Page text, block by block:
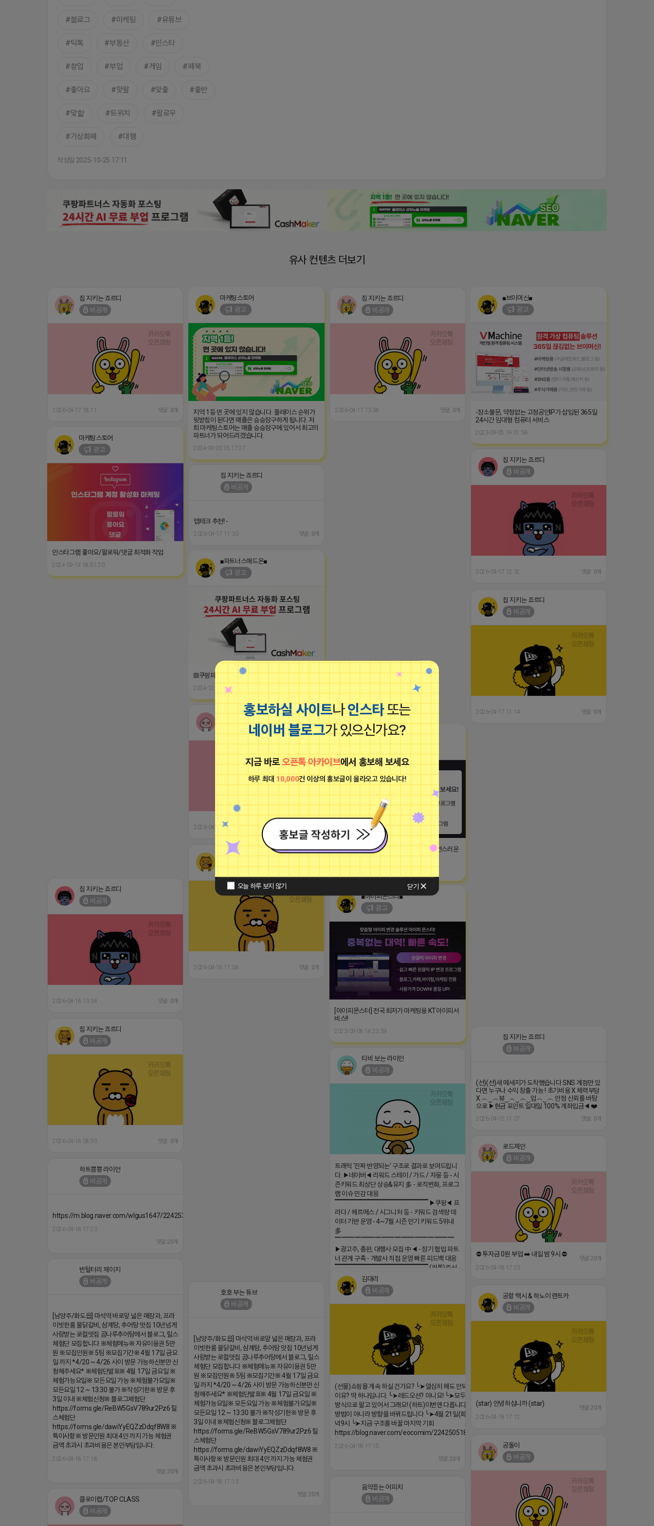
홍보하실 사이트나인스타또는
네이버 블로그가 있으신가요?
지금 바로오픈톡 아카이브에서 홍보해 보세요
하루 최대 10,000건 이상의 홍보글이 올라오고 있습니다!
오늘 하루 보지 않기 닫기
블로그 마케팅 유튜브
틱톡 부동산 인스타
창업 부업 게임 페북
좋아요 맞팔 맞좋 좋반
맞핱 트위치 팔로우
가상화폐 대행
작성일 2025-10-25 17:11
유사 컨텐츠 더보기
집 지키는 죠르디
비공개
2026-04-17 18:11 댓글: 0개
마케팅스토어
광고
지역 1등 먼 곳에 있지 않습니다. 플레이스 순위가
뒷받침이 된다면 매출은 승승장구하게 됩니다. 저
희 마케팅스토어는 매출 승승장구에 있어서 최고의
파트너가 되어드리겠습니다.
2024-09-20 15:17:27
집 지키는 죠르디
비공개
2026-04-17 13:58 댓글: 0개
■브이머신■
광고
-장소불문, 약정없는 고정공인IP가 삽입된 365일
24시간 임대형 컴퓨터 서비스
2023-09-05 19:01:58
마케팅스토어
광고
인스타그램 좋아요/팔로워/댓글 최적화 작업
2024-09-19 18:51:20
집 지키는 죠르디
비공개
2026-04-17 12:32 댓글: 0개
집 지키는 죠르디
비공개
앱테크 추천! -
2026-04-17 11:30 댓글: 0개
■파트너스애드온■
광고
▤쿠팡파트너스 외 4개 파트너스 활동 자동화▤
2024-12-12 17:02:50
집 지키는 죠르디
비공개
2026-04-17 11:14 댓글: 0개
집 지키는 죠르디
비공개
2026-04-16 18:37
■프로그램베이■
광고
▤자동블로그배포 및 자동인스타배포, 자연스러운
AI기반 원고생성기 까지!▤
2023-09-06 14:23:34
집 지키는 죠르디
비공개
2026-04-16 17:04 댓글: 0개
집 지키는 죠르디
비공개
2026-04-16 13:34 댓글: 0개
■아이피몬스터■
광고
[아이피몬스터] 전국 최저가 마케팅용 KT아이피서
비스!!
2023-09-06 14:23:39
집 지키는 죠르디
비공개
2026-04-16 08:53 댓글: 0개
집 지키는 죠르디
비공개
(선)(선)새 메세지가 도착했습니다 SNS 계정만 있
다면 누구나 수익 창출 가능 ! 초기비용 X 체력부담
X ︵‿︵뷰‿︵‿︵‿업︵‿︵ 안정 신뢰를 바탕
으로 ▶현금 포인트 일대일 100% 계좌입금◀ ❤️‍
2026-04-15 11:07 댓글: 0개
티비 보는 라이언
비공개
트래픽 ‘진짜 반영되는’ 구조로 결과로 보여드립니
다. ▶네이버◀ 리워드 스테이 / 가드 / 자몽 등 - 시
즌키워드 최상단 상승&유지 多 - 로직변화, 프로그
램 이슈 민감 대응
▔▔▔▔▔▔▔▔▔▔▔▔▔▔▔▔▔▔ ▶쿠팡◀ 프
라다 / 헤르메스 / 시그니처 등 - 키워드 검색량 데
이터 기반 운영 - 4~7월 시즌 인기 키워드 5위내
多
▔▔▔▔▔▔▔▔▔▔▔▔▔▔▔▔▔▔
▶광고주, 총판, 대행사 모집 中◀ - 장기 협업 파트
너 관계 구축 - 개발사 직접 운영 빠른 피드백 대응
▔▔▔▔▔▔▔▔▔▔▔▔▔▔▔▔▔▔ (카톡)주식
회사 더 풀림 https://더풀림상담.enn.kr https://
더풀림상담.enn.kr
댓글:20개
로드제인
비공개
⛔️ 투자금 0원 부업 ➡️ 내일 밤 9시 ⛔️
2026-04-18 17:23
댓글:20개
하트뿅뿅 라이언
비공개
https://m.blog.naver.com/wlgus1647/224253846149
2026-04-18 17:23
댓글:20개
빈털터리 제이지
비공개
[남양주/화도읍] 마석역 바로앞 넓은 매장과, 프라
이빗한룸 물닭갈비, 삼계탕, 추어탕 맛집 10년넘게
사랑받는 로컬맛집 곰나루추어탕에서 블로그, 릴스
체험단 모집합니다 ※체험메뉴※ 자유이용권 5만
원 ※모집인원※ 5팀 ※모집기간※ 4월 17일 금요
일 까지 *4/20 ~ 4/26 사이 방문 가능하신분만 신
청해주세요* ※체험단발표※ 4월 17일 금요일 ※
체험가능요일※ 모든요일 가능 ※체험불가요일※
모든요일 12 ~ 13:30 불가 ※작성기한※ 방문 후
3일 이내 ※체험신청※ 블로그체험단
https://forms.gle/ReBW5GsV789ur2Pz6 릴
스체험단
https://forms.gle/dawiYyEQZzDdqf8W8 ※
특이사항※ 방문인원 최대 4인 까지 가능 체험권
금액 초과시 초과비용은 본인부담입니다.
2026-04-18 17:18
댓글:20개
김대리
비공개
(선물)쇼핑몰 계속 하실 건가요? ╰➤열심히 해도 안되는
이유? 딱 하나입니다. ╰➤레드오션? 아니요! ╰➤모두 같은
방식으로 팔고 있어서 그래요! (하트)이번엔 다릅니다. ╰➤
방법이 아니라 방향을 바꿔드립니다 ╰➤4월 21일(화) 저
녁9시 ╰➤지금 구조를 바꿀 마지막 기회
https://blog.naver.com/eocomim/224250518436
2026-04-18 17:15
댓글:20개
호호 부는 튜브
비공개
[남양주/화도읍] 마석역 바로앞 넓은 매장과, 프라
이빗한룸 물닭갈비, 삼계탕, 추어탕 맛집 10년넘게
사랑받는 로컬맛집 곰나루추어탕에서 블로그, 릴스
체험단 모집합니다 ※체험메뉴※ 자유이용권 5만
원 ※모집인원※ 5팀 ※모집기간※ 4월 17일 금요
일 까지 *4/20 ~ 4/26 사이 방문 가능하신분만 신
청해주세요* ※체험단발표※ 4월 17일 금요일 ※
체험가능요일※ 모든요일 가능 ※체험불가요일※
모든요일 12 ~ 13:30 불가 ※작성기한※ 방문 후
3일 이내 ※체험신청※ 블로그체험단
https://forms.gle/ReBW5GsV789ur2Pz6 릴
스체험단
https://forms.gle/dawiYyEQZzDdqf8W8 ※
특이사항※ 방문인원 최대 4인 까지 가능 체험권
금액 초과시 초과비용은 본인부담입니다.
2026-04-18 17:13
댓글:20개
공항 택시 & 하노이 렌트카
비공개
(star) 안녕하십니까 (star)
2026-04-18 17:12
댓글:20개
공돌이
비공개
음악듣는 어피치
비공개
클로이랩/TOP CLASS
비공개